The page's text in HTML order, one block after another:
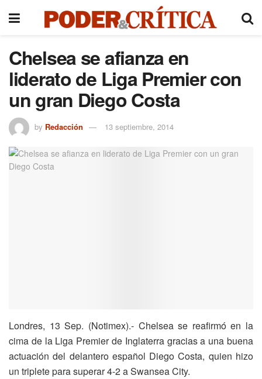
Chelsea se afianza en
liderato de Liga Premier con
un gran Diego Costa
by Redacción 13 septiembre, 2014
Londres, 13 Sep. (Notimex).- Chelsea se reafirmó en la
cima de la Liga Premier de Inglaterra gracias a una buena
actuación del delantero español Diego Costa, quien hizo
un triplete para superar 4-2 a Swansea City.